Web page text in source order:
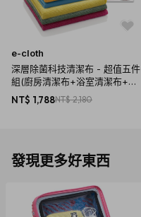
e-cloth
深層除菌科技清潔布 - 超值五件
組(廚房清潔布+浴室清潔布+萬
用清潔布+窗戶清潔布+玻璃拋光
布)
NT$ 1,788NT$ 2,180
發現更多好東西